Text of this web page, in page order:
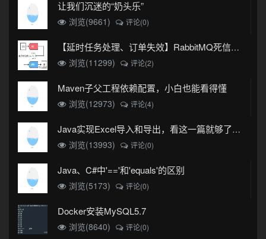
让我们沉迷的“奶头乐”
浏览(9661) 评论(0)
【延时任务处理、订单失效】RabbitMQ死信队列实现
浏览(11299)
评论(2)
Maven子父工程依赖配置，小白也能看得懂
浏览(12973) 评论(4)
Java实现Excel导入和导出，看这一篇就够了(珍藏版)
浏览(13993)
评论(0)
Java、C#中'=='和'equals'的区别
浏览(5173) 评论(0)
Docker安装MySQL5.7
浏览(8640) 评论(0)